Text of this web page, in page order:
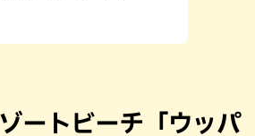
ートビーチ「ウッパ